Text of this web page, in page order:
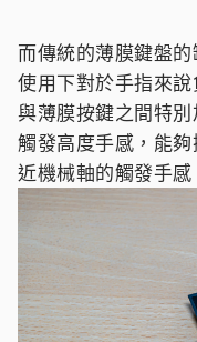
而傳統的薄膜鍵盤
使用下對於手指來說
與薄膜按鍵之間特
觸發高度手感，能
近機械軸的觸發手感